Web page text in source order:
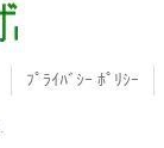
ﾌﾟﾗｲﾊﾞｼｰ ﾎﾟﾘｼｰ